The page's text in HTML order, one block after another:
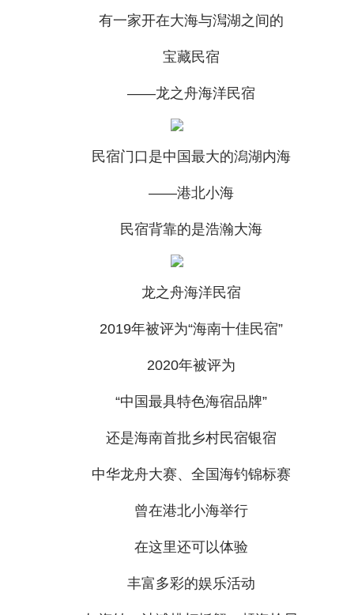
有一家开在大海与澙湖之间的
宝藏民宿
——龙之舟海洋民宿
民宿门口是中国最大的潟湖内海
——港北小海
民宿背靠的是浩瀚大海
龙之舟海洋民宿
2019年被评为“海南十佳民宿”
2020年被评为
“中国最具特色海宿品牌”
还是海南首批乡村民宿银宿
中华龙舟大赛、全国海钓锦标赛
曾在港北小海举行
在这里还可以体验
丰富多彩的娱乐活动